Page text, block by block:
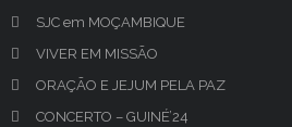
SJC em MOÇAMBIQUE
VIVER EM MISSÃO
ORAÇÃO E JEJUM PELA PAZ
CONCERTO – GUINÉ’24